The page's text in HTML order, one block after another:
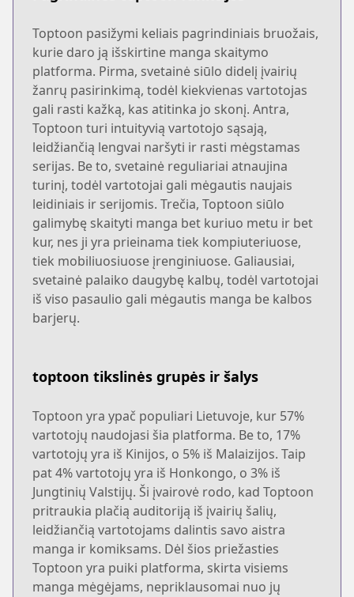
Toptoon pasižymi keliais pagrindiniais bruožais,
kurie daro ją išskirtine manga skaitymo
platforma. Pirma, svetainė siūlo didelį įvairių
žanrų pasirinkimą, todėl kiekvienas vartotojas
gali rasti kažką, kas atitinka jo skonį. Antra,
Toptoon turi intuityvią vartotojo sąsają,
leidžiančią lengvai naršyti ir rasti mėgstamas
serijas. Be to, svetainė reguliariai atnaujina
turinį, todėl vartotojai gali mėgautis naujais
leidiniais ir serijomis. Trečia, Toptoon siūlo
galimybę skaityti manga bet kuriuo metu ir bet
kur, nes ji yra prieinama tiek kompiuteriuose,
tiek mobiliuosiuose įrenginiuose. Galiausiai,
svetainė palaiko daugybę kalbų, todėl vartotojai
iš viso pasaulio gali mėgautis manga be kalbos
barjerų.
toptoon tikslinės grupės ir šalys
Toptoon yra ypač populiari Lietuvoje, kur 57%
vartotojų naudojasi šia platforma. Be to, 17%
vartotojų yra iš Kinijos, o 5% iš Malaizijos. Taip
pat 4% vartotojų yra iš Honkongo, o 3% iš
Jungtinių Valstijų. Ši įvairovė rodo, kad Toptoon
pritraukia plačią auditoriją iš įvairių šalių,
leidžiančią vartotojams dalintis savo aistra
manga ir komiksams. Dėl šios priežasties
Toptoon yra puiki platforma, skirta visiems
manga mėgėjams, nepriklausomai nuo jų